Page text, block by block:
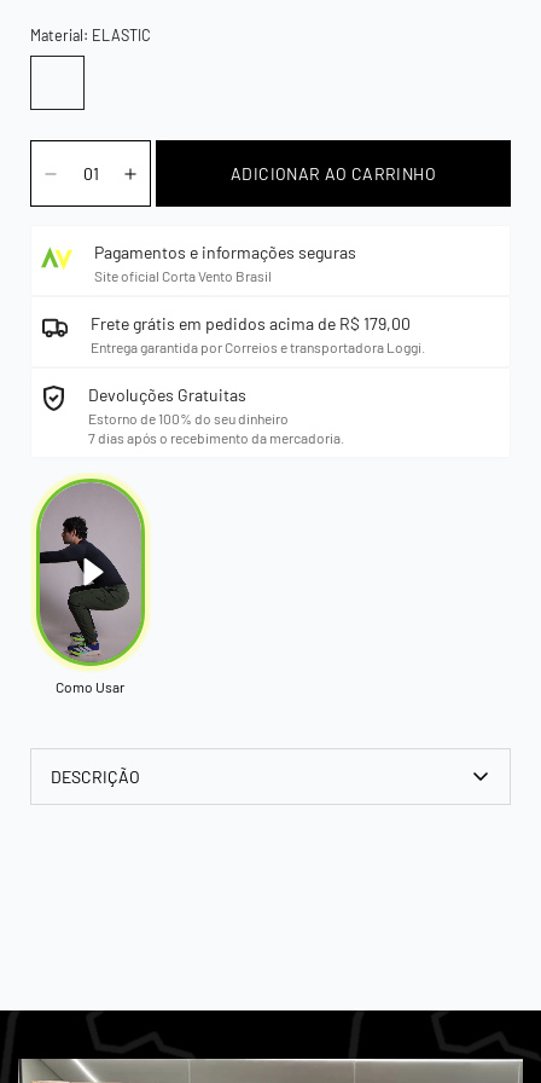
Material: ELASTIC
ADICIONAR AO CARRINHO
Pagamentos e informações seguras
Site oficial Corta Vento Brasil
Frete grátis em pedidos acima de R$ 179,00
Entrega garantida por Correios e transportadora Loggi.
Devoluções Gratuitas
Estorno de 100% do seu dinheiro
7 dias após o recebimento da mercadoria.
Como Usar
DESCRIÇÃO